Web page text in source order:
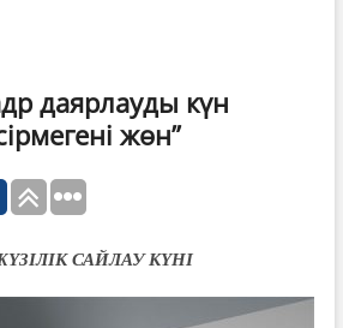
даярлауды күн
жөн”
САЙЛАУ КҮНІ